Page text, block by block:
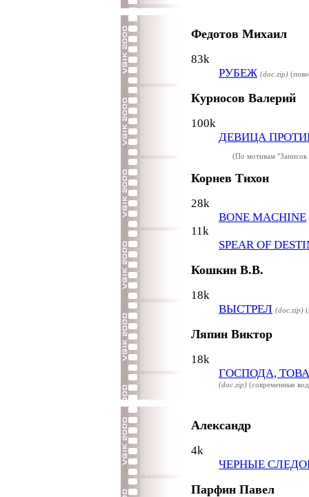
Федотов Михаил
83k
РУБЕЖ (doc.zip)
Курносов Валерий
100k
ДЕВИЦА
(По мотивам
Корнев Тихон
28k
BONE MACHINE
11k
SPEAR OF
Кошкин В.В.
18k
ВЫСТРЕЛ (doc.zip)
Ляпин Виктор
18k
ГОСПОДА,
(doc.zip) (современные
Александр
4k
ЧЕРНЫЕ
Парфин Павел